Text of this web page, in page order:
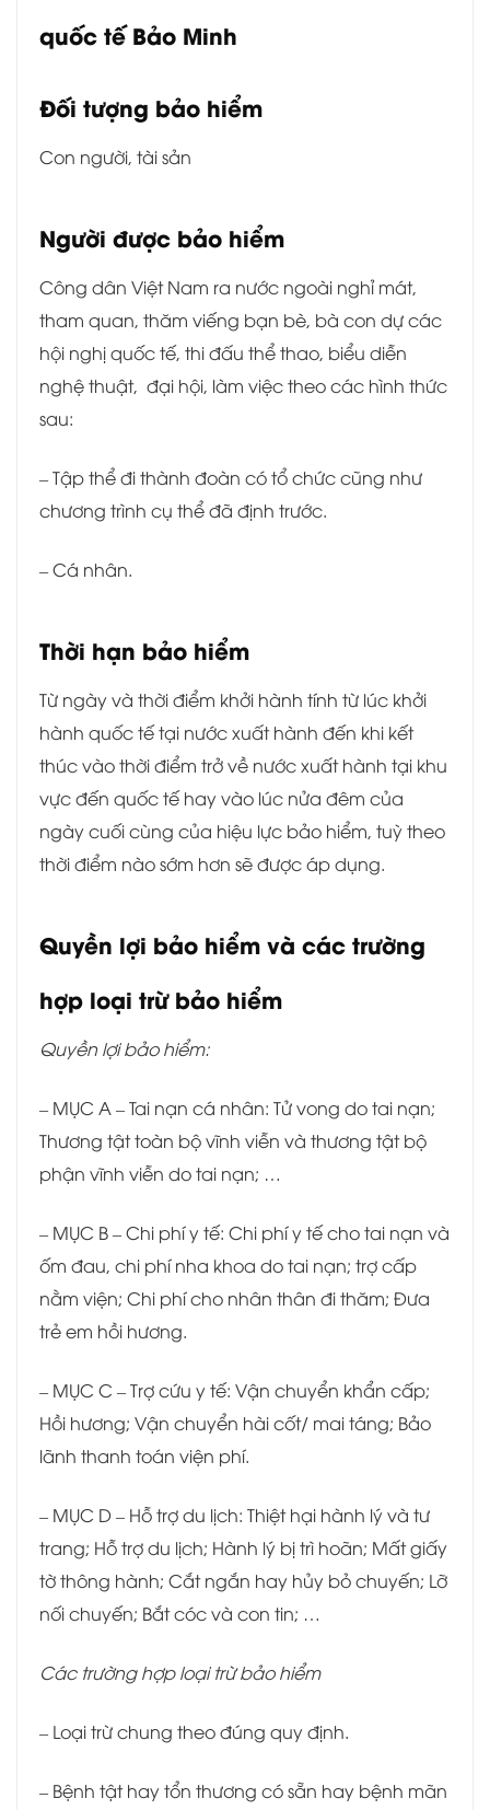
quốc tế Bảo Minh
Đối tượng bảo hiểm
Con người, tài sản
Người được bảo hiểm
Công dân Việt Nam ra nước ngoài nghỉ mát,
tham quan, thăm viếng bạn bè, bà con dự các
hội nghị quốc tế, thi đấu thể thao, biểu diễn
nghệ thuật, đại hội, làm việc theo các hình thức
sau:
– Tập thể đi thành đoàn có tổ chức cũng như
chương trình cụ thể đã định trước.
– Cá nhân.
Thời hạn bảo hiểm
Từ ngày và thời điểm khởi hành tính từ lúc khởi
hành quốc tế tại nước xuất hành đến khi kết
thúc vào thời điểm trở về nước xuất hành tại khu
vực đến quốc tế hay vào lúc nửa đêm của
ngày cuối cùng của hiệu lực bảo hiểm, tuỳ theo
thời điểm nào sớm hơn sẽ được áp dụng.
Quyền lợi bảo hiểm và các trường
hợp loại trừ bảo hiểm
Quyền lợi bảo hiểm:
– MỤC A – Tai nạn cá nhân: Tử vong do tai nạn;
Thương tật toàn bộ vĩnh viễn và thương tật bộ
phận vĩnh viễn do tai nạn; …
– MỤC B – Chi phí y tế: Chi phí y tế cho tai nạn và
ốm đau, chi phí nha khoa do tai nạn; trợ cấp
nằm viện; Chi phí cho nhân thân đi thăm; Đưa
trẻ em hồi hương.
– MỤC C – Trợ cứu y tế: Vận chuyển khẩn cấp;
Hồi hương; Vận chuyển hài cốt/ mai táng; Bảo
lãnh thanh toán viện phí.
– MỤC D – Hỗ trợ du lịch: Thiệt hại hành lý và tư
trang; Hỗ trợ du lịch; Hành lý bị trì hoãn; Mất giấy
tờ thông hành; Cắt ngắn hay hủy bỏ chuyến; Lỡ
nối chuyến; Bắt cóc và con tin; …
Các trường hợp loại trừ bảo hiểm
– Loại trừ chung theo đúng quy định.
– Bệnh tật hay tổn thương có sẵn hay bệnh mãn